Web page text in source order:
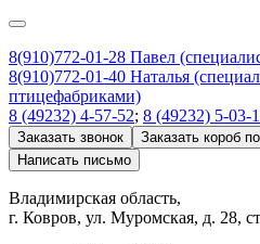
8(910)772-01-28 Павел
8(910)772-01-40 Наталья
птицефабриками)
8 (49232) 4-57-52; 8 (49232) 5-03-
Заказать звонок
Заказать короб
Написать письмо
Владимирская область,
г. Ковров, ул. Муромская, д. 28,